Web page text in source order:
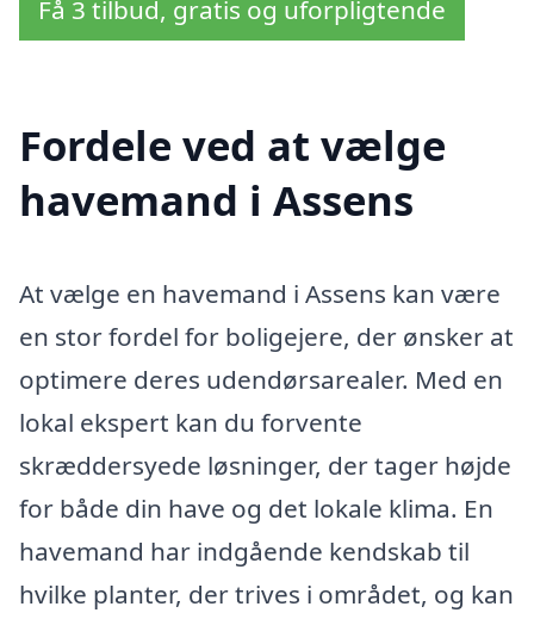
Få 3 tilbud, gratis og uforpligtende
Fordele ved at vælge
havemand i Assens
At vælge en havemand i Assens kan være
en stor fordel for boligejere, der ønsker at
optimere deres udendørsarealer. Med en
lokal ekspert kan du forvente
skræddersyede løsninger, der tager højde
for både din have og det lokale klima. En
havemand har indgående kendskab til
hvilke planter, der trives i området, og kan